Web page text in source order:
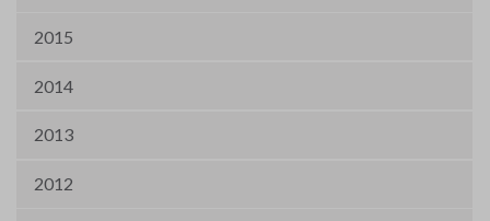
2015
2014
2013
2012